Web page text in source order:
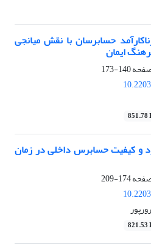
حسابرسان با نقش میانجی
ایمان
140-173
851.78
و کیفیت حسابرس داخلی در زمان
174-209
821.53